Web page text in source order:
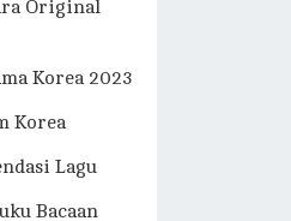
Original
Korea 2023
Korea
Lagu
Bacaan